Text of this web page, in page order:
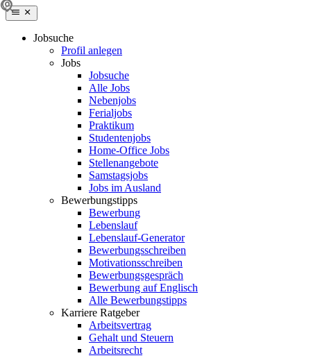
Jobsuche
Profil anlegen
Jobs
Jobsuche
Alle Jobs
Nebenjobs
Ferialjobs
Praktikum
Studentenjobs
Home-Office Jobs
Stellenangebote
Samstagsjobs
Jobs im Ausland
Bewerbungstipps
Bewerbung
Lebenslauf
Lebenslauf-Generator
Bewerbungsschreiben
Motivationsschreiben
Bewerbungsgespräch
Bewerbung auf Englisch
Alle Bewerbungstipps
Karriere Ratgeber
Arbeitsvertrag
Gehalt und Steuern
Arbeitsrecht